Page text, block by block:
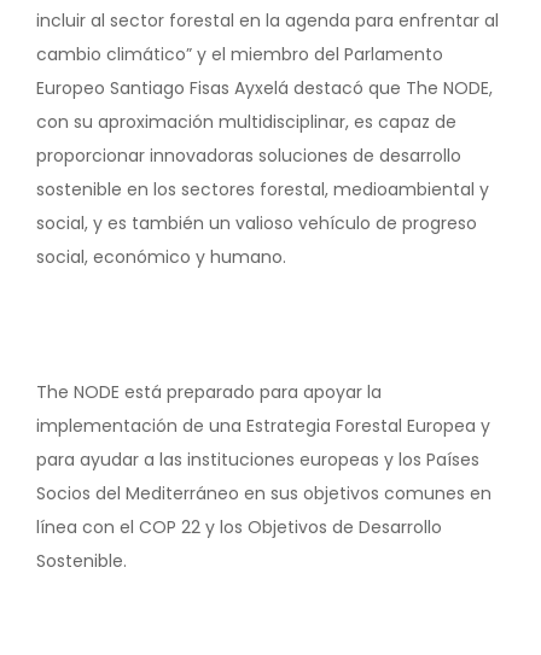
incluir al sector forestal en la agenda para enfrentar al
cambio climático” y el miembro del Parlamento
Europeo Santiago Fisas Ayxelá destacó que The NODE,
con su aproximación multidisciplinar, es capaz de
proporcionar innovadoras soluciones de desarrollo
sostenible en los sectores forestal, medioambiental y
social, y es también un valioso vehículo de progreso
social, económico y humano.
The NODE está preparado para apoyar la
implementación de una Estrategia Forestal Europea y
para ayudar a las instituciones europeas y los Países
Socios del Mediterráneo en sus objetivos comunes en
línea con el COP 22 y los Objetivos de Desarrollo
Sostenible.